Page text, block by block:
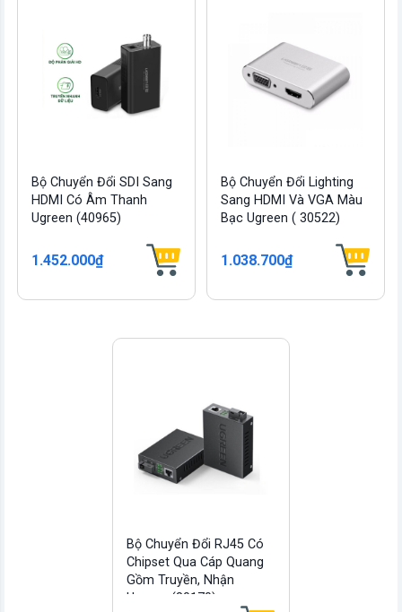
Bộ Chuyển Đổi SDI Sang
HDMI Có Âm Thanh
Ugreen (40965)
1.452.000₫
Bộ Chuyển Đổi Lighting
Sang HDMI Và VGA Màu
Bạc Ugreen ( 30522)
1.038.700₫
Bộ Chuyển Đổi RJ45 Có
Chipset Qua Cáp Quang
Gồm Truyền, Nhận
Ugreen (80170)